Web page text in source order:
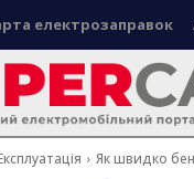
електрозаправок
Як швидко